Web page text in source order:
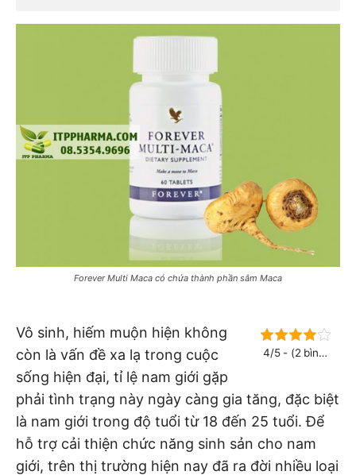
Forever Multi Maca có chứa thành phần sâm Maca
4/5 - (2 bình
Vô sinh, hiếm muộn hiện không
còn là vấn đề xa lạ trong cuộc
sống hiện đại, tỉ lệ nam giới gặp
phải tình trạng này ngày càng gia tăng, đặc biệt
là nam giới trong độ tuổi từ 18 đến 25 tuổi. Để
hỗ trợ cải thiện chức năng sinh sản cho nam
giới, trên thị trường hiện nay đã ra đời nhiều loại